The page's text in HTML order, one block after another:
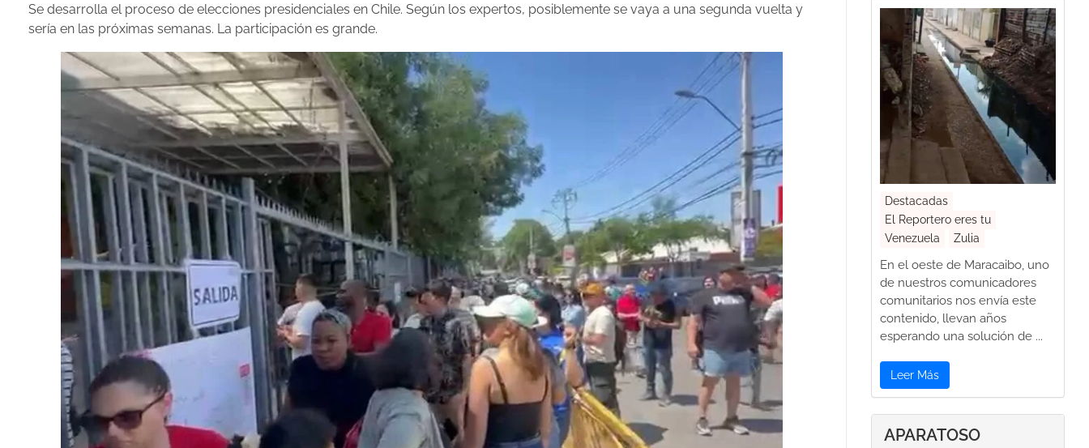
Se desarrolla el proceso de elecciones presidenciales en Chile. Según los expertos, posiblemente se vaya a una segunda vuelta y
sería en las próximas semanas. La participación es grande.
Destacadas
El Reportero eres tu
Venezuela
Zulia
En el oeste de Maracaibo, uno
de nuestros comunicadores
comunitarios nos envía este
contenido, llevan años
esperando una solución de ...
Leer Más
APARATOSO